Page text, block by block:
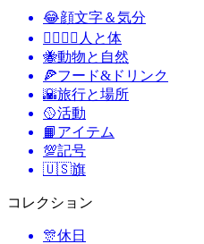
😂顔文字＆気分
👩‍❤️‍💋‍👨 人と体
🐝動物と自然
🍕フード&ドリンク
🌇旅行と場所
🥎活動
📙 アイテム
💯記号
🇺🇸旗
コレクション
🎊休日